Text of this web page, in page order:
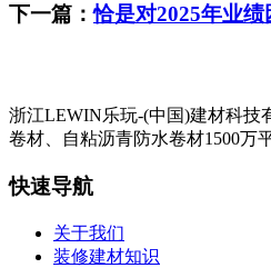
下一篇：恰是对2025年业
浙江LEWIN乐玩-(中国)建材科技
卷材、自粘沥青防水卷材1500万
快速导航
关于我们
装修建材知识